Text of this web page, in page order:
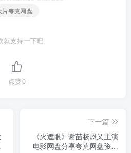
夸克网盘
就支持一下吧
点赞0
下一篇
《火遮眼》谢苗杨恩又主演
电影网盘分享夸克网盘资源